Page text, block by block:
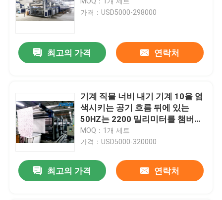
가격：USD5000-298000
최고의 가격 연락처
기계 직물 너비 내기 기계 10을 염
색시키는 공기 흐름 뒤에 있는
50HZ는 2200 밀리미터를 챔버에
수용합니다
MOQ：1개 세트
가격：USD5000-320000
최고의 가격 연락처